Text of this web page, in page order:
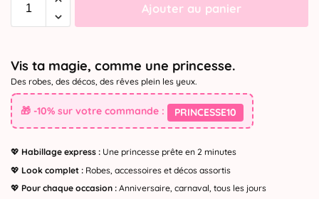
Ajouter au panier
Vis ta magie, comme une princesse.
Des robes, des décos, des rêves plein les yeux.
🎁 -10% sur votre commande : PRINCESSE10
💖 Habillage express : Une princesse prête en 2 minutes
💖 Look complet : Robes, accessoires et décos assortis
💖 Pour chaque occasion : Anniversaire, carnaval, tous les jours